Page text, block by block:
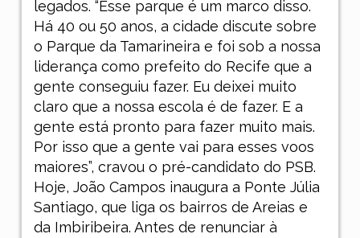
legados. “Esse parque é um marco disso.
Há 40 ou 50 anos, a cidade discute sobre
o Parque da Tamarineira e foi sob a nossa
liderança como prefeito do Recife que a
gente conseguiu fazer. Eu deixei muito
claro que a nossa escola é de fazer. E a
gente está pronto para fazer muito mais.
Por isso que a gente vai para esses voos
maiores”, cravou o pré-candidato do PSB.
Hoje, João Campos inaugura a Ponte Júlia
Santiago, que liga os bairros de Areias e
da Imbiribeira. Antes de renunciar à